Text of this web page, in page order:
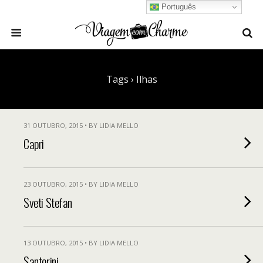
Tags › Ilhas
31 OUTUBRO, 2015 • BY LIDIA MELLO
Capri
23 OUTUBRO, 2015 • BY LIDIA MELLO
Sveti Stefan
13 OUTUBRO, 2015 • BY LIDIA MELLO
Português